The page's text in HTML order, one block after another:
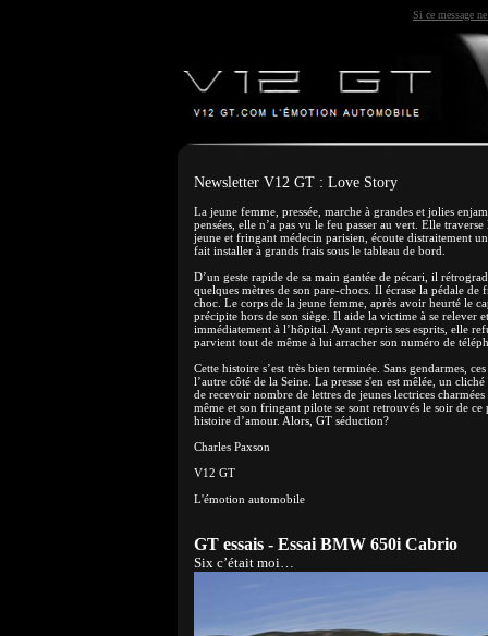
Si ce message
Newsletter V12 GT : Love Story
La jeune femme, pressée, marche à grandes et jolies
pensées, elle n’a pas vu le feu passer au vert. Elle
jeune et fringant médecin parisien, écoute distraitement
fait installer à grands frais sous le tableau de bord.
D’un geste rapide de sa main gantée de pécari, il
quelques mètres de son pare-chocs. Il écrase la pédale
choc. Le corps de la jeune femme, après avoir heurté le
précipite hors de son siège. Il aide la victime à se relever
immédiatement à l’hôpital. Ayant repris ses esprits, elle
parvient tout de même à lui arracher son numéro de
Cette histoire s’est très bien terminée. Sans gendarmes,
l’autre côté de la Seine. La presse s'en est mêlée, un
de recevoir nombre de lettres de jeunes lectrices
même et son fringant pilote se sont retrouvés le soir de
histoire d’amour. Alors, GT séduction?
Charles Paxson
V12 GT
L'émotion automobile
GT essais - Essai BMW 650i Cabrio
Six c’était moi…